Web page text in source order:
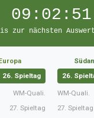
09:02:49
zur nächsten
26. Spieltag
WM-Quali.
27. Spieltag
26.
WM-Quali.
27. Spieltag